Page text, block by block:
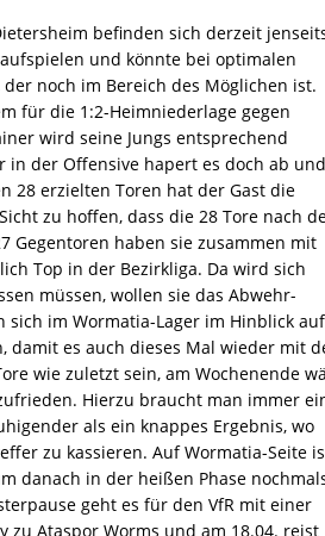
befinden sich derzeit
und könnte bei optimalen
noch im Bereich des Möglichen ist.
für die 1:2-Heimniederlage gegen
wird seine Jungs entsprechend
in der Offensive hapert es doch ab und
28 erzielten Toren hat der Gast die
zu hoffen, dass die 28 Tore nach
Gegentoren haben sie zusammen mit
Top in der Bezirkliga. Da wird sich
müssen, wollen sie das Abwehr-
sich im Wormatia-Lager im Hinblick auf
damit es auch dieses Mal wieder mit
wie zuletzt sein, am Wochenende
Hierzu braucht man immer
als ein knappes Ergebnis, wo
zu kassieren. Auf Wormatia-Seite
danach in der heißen Phase
geht es für den VfR mit einer
zu Ataspor Worms und am 18.04. reist